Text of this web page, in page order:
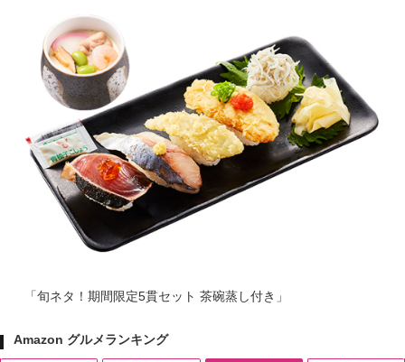
「旬ネタ！期間限定5貫セット 茶碗蒸し付き」
Amazon グルメランキング